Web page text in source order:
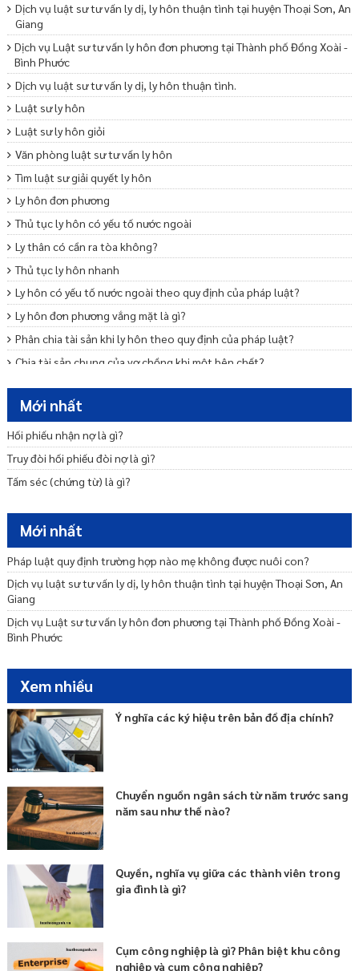
Dịch vụ luật sư tư vấn ly dị, ly hôn thuận tình tại huyện Thoại Sơn, An
Giang
Dịch vụ Luật sư tư vấn ly hôn đơn phương tại Thành phố Đồng Xoài -
Bình Phước
Dịch vụ luật sư tư vấn ly dị, ly hôn thuận tình.
Luật sư ly hôn
Luật sư ly hôn giỏi
Văn phòng luật sư tư vấn ly hôn
Tìm luật sư giải quyết ly hôn
Ly hôn đơn phương
Thủ tục ly hôn có yếu tố nước ngoài
Ly thân có cần ra tòa không?
Thủ tục ly hôn nhanh
Ly hôn có yếu tố nước ngoài theo quy định của pháp luật?
Ly hôn đơn phương vắng mặt là gì?
Phân chia tài sản khi ly hôn theo quy định của pháp luật?
Chia tài sản chung của vợ chồng khi một bên chết?
Trình tự, thủ tục ly hôn thuận tình
Ly hôn đơn phương cần những giấy tờ gì
Nộp đơn ly hôn bao lâu thì được giải quyết?
Mới nhất
Hối phiếu nhận nợ là gì?
Truy đòi hối phiếu đòi nợ là gì?
Tấm séc (chứng từ) là gì?
Mới nhất
Pháp luật quy định trường hợp nào mẹ không được nuôi con?
Dịch vụ luật sư tư vấn ly dị, ly hôn thuận tình tại huyện Thoại Sơn, An
Giang
Dịch vụ Luật sư tư vấn ly hôn đơn phương tại Thành phố Đồng Xoài -
Bình Phước
Xem nhiều
Ý nghĩa các ký hiệu trên bản đồ địa chính?
Chuyển nguồn ngân sách từ năm trước sang
năm sau như thế nào?
Quyền, nghĩa vụ giữa các thành viên trong
gia đình là gì?
Cụm công nghiệp là gì? Phân biệt khu công
nghiệp và cụm công nghiệp?